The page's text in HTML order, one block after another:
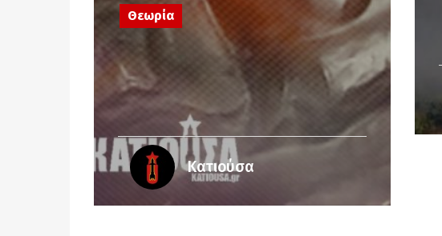
Θεωρία
Κατιούσα